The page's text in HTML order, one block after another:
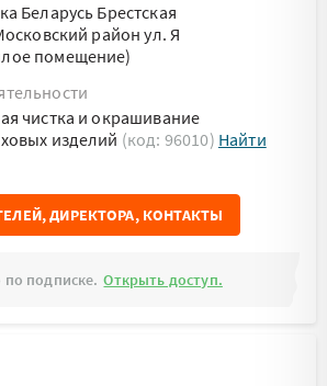
Беларусь Брестская
район ул. Я
помещение)
чистка и окрашивание
изделий (код: 96010) Найти
ДИРЕКТОРА, КОНТАКТЫ
подписке. Открыть доступ.